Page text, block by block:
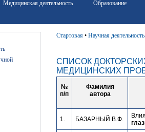
Медицинская деятельность Образование
Стартовая • Научная деятельность
СПИСОК
МЕДИЦИНСКИХ
№
п/п
Фамилия
автора
1. БАЗАРНЫЙ В.Ф.